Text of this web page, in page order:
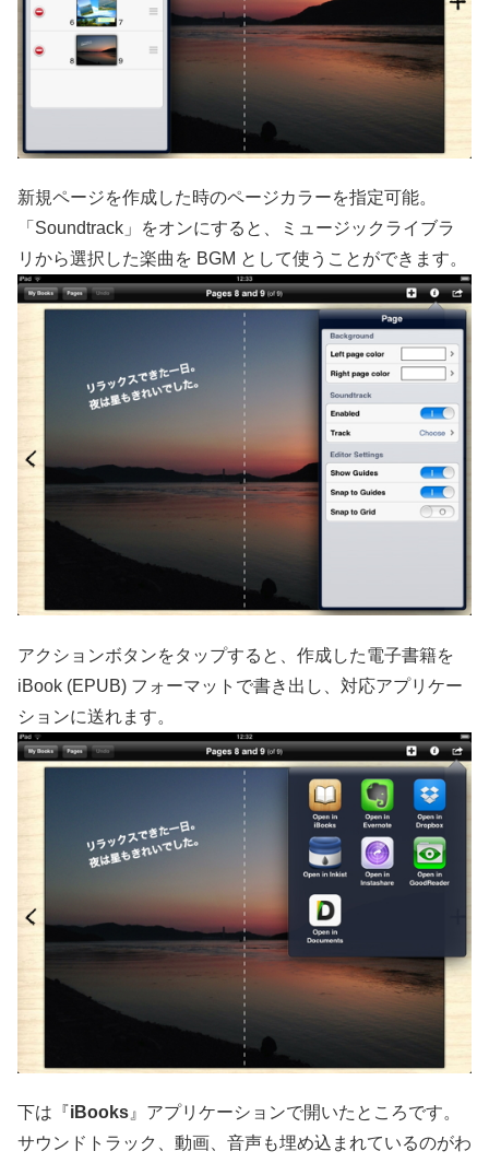
新規ページを作成した時のページカラーを指定可能。
「Soundtrack」をオンにすると、ミュージックライブラ
リから選択した楽曲を BGM として使うことができます。
アクションボタンをタップすると、作成した電子書籍を
iBook (EPUB) フォーマットで書き出し、対応アプリケー
ションに送れます。
下は『iBooks 』アプリケーションで開いたところです。
サウンドトラック、動画、音声も埋め込まれているのがわ